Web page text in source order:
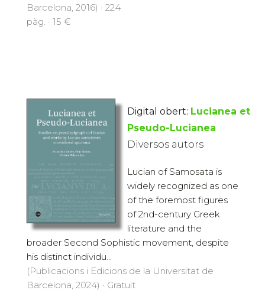
Barcelona, 2016) · 224
pàg. · 15 €
Digital obert: Lucianea et
Pseudo-Lucianea
Diversos autors
Lucian of Samosata is
widely recognized as one
of the foremost figures
of 2nd-century Greek
literature and the
broader Second Sophistic movement, despite
his distinct individu...
(Publicacions i Edicions de la Universitat de
Barcelona, 2024) · Gratuït